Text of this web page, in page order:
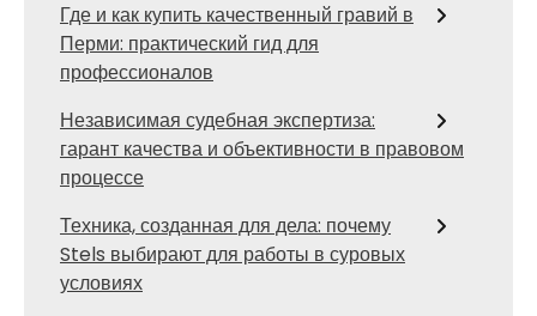
Где и как купить качественный гравий в
Перми: практический гид для
профессионалов
Независимая судебная экспертиза:
гарант качества и объективности в правовом
процессе
Техника, созданная для дела: почему
Stels выбирают для работы в суровых
условиях